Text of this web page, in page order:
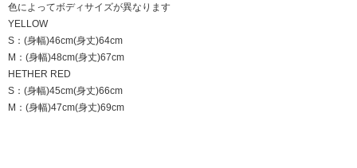
色によってボディサイズが異なります
YELLOW
S：(身幅)46cm(身丈)64cm
M：(身幅)48cm(身丈)67cm
HETHER RED
S：(身幅)45cm(身丈)66cm
M：(身幅)47cm(身丈)69cm